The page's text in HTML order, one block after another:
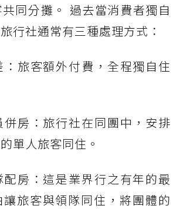
同分攤。 過去當消費者獨自
行社通常有三種處理方式：
：旅客額外付費，全程獨自住
併房：旅行社在同團中，安排
單人旅客同住。
房：這是業界行之有年的最
旅客與領隊同住，將團體的